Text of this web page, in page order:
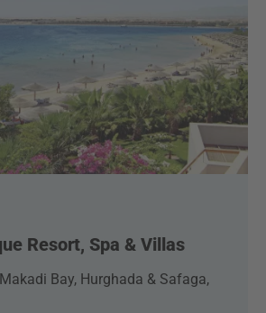
Resort, Spa & Villas
Bay, Hurghada & Safaga,